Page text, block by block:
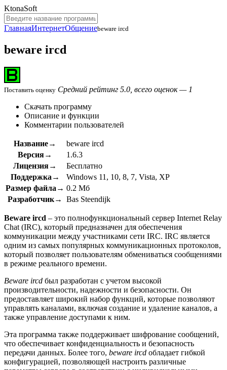
KtonaSoft
ГлавнаяИнтернетОбщениеbeware ircd
beware ircd
Поставить оценку Средний рейтинг 5.0, всего оценок — 1
Скачать программу
Описание и функции
Комментарии пользователей
Название→
beware ircd
Версия→
1.6.3
Лицензия→
Бесплатно
Поддержка→
Windows 11, 10, 8, 7, Vista, XP
Размер файла→ 0.2 Мб
Разработчик→
Bas Steendijk
Beware ircd – это полнофункциональный сервер Internet Relay
Chat (IRC), который предназначен для обеспечения
коммуникации между участниками сети IRC. IRC является
одним из самых популярных коммуникационных протоколов,
который позволяет пользователям обмениваться сообщениями
в режиме реального времени.
Beware ircd был разработан с учетом высокой
производительности, надежности и безопасности. Он
предоставляет широкий набор функций, которые позволяют
управлять каналами, включая создание и удаление каналов, а
также управление доступами к ним.
Эта программа также поддерживает шифрование сообщений,
что обеспечивает конфиденциальность и безопасность
передачи данных. Более того, beware ircd обладает гибкой
конфигурацией, позволяющей настроить различные